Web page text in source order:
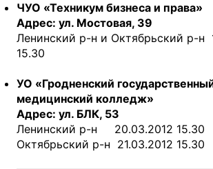
ЧУО «Техникум бизнеса и права»
Адрес: ул. Мостовая, 39
Ленинский р-н и Октябрьский р-н
15.30
УО «Гродненский
медицинский колледж»
Адрес: ул. БЛК, 53
Ленинский р-н 20.03.2012 15.30
Октябрьский р-н 21.03.2012 15.30